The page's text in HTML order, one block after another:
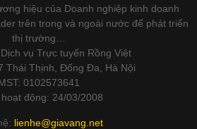
hiệu của Doanh nghiệp kinh doanh
trên trong và ngoài nước để phát triển
thị trường…
vụ Trực tuyến Rồng Việt
Thái Thịnh, Đống Đa, Hà Nội
0102573641
động: 24/03/2008
lienhe@giavang.net